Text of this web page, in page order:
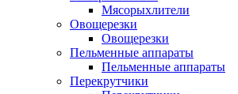
Мясорыхлители
Овощерезки
Овощерезки
Пельменные аппараты
Пельменные аппараты
Перекрутчики